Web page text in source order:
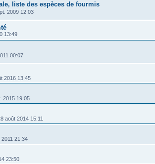
liste des espèces de fourmis
2009 12:03
13:49
00:07
2016 13:45
2015 19:05
août 2014 15:11
21:34
23:50